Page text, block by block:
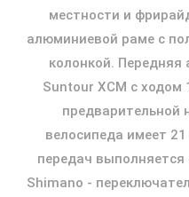
местности и
алюминиевой раме с
колонкой. Передняя
Suntour XCM с ходом
предварительной
велосипеда имеет
передач
Shimano -